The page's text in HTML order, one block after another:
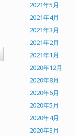
2021年5月
2021年4月
2021年3月
2021年2月
2021年1月
2020年12月
2020年8月
2020年6月
2020年5月
2020年4月
2020年3月